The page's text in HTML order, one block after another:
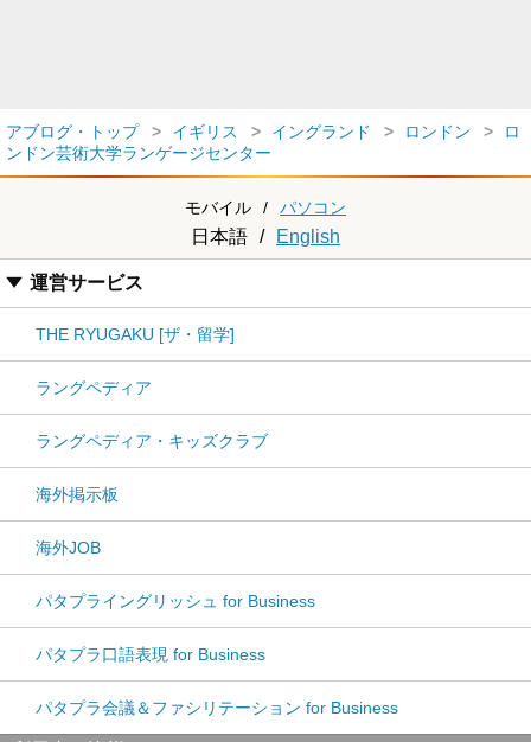
アブログ・トップ イギリス イングランド ロンドン
ロ
ンドン芸術大学ランゲージセンター
モバイル / パソコン
日本語 / English
運営サービス
THE RYUGAKU [ザ・留学]
ラングペディア
ラングペディア・キッズクラブ
海外掲示板
海外JOB
パタプライングリッシュ for Business
パタプラ口語表現 for Business
パタプラ会議＆ファシリテーション for Business